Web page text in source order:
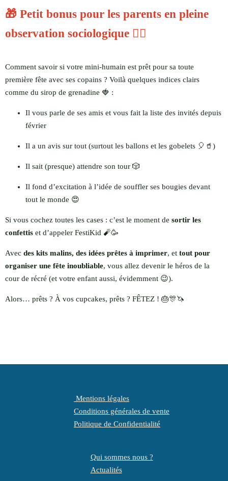
🎁 Petit bonus pour les parents en pleine
observation sociologique 🕵️‍♀️
Comment savoir si votre mini-humain est prêt pour sa toute
première fête avec ses copains ? Voilà quelques indices clairs
comme du sirop de grenadine 🍓 :
Il vous parle de ses amis et vous fait la liste des invités depuis
février
Il a un avis sur tout (surtout les ballons et les gobelets 🎈🥤)
Il sait (presque) attendre son tour 🎲
Il fond d’excitation à l’idée de souffler ses bougies devant
tout le monde 😍
Si vous cochez toutes les cases : c’est le moment de sortir les
confettis et d’appeler FestiKid 🧨🥳
Avec des kits malins, des idées prêtes à imprimer, et tout pour
organiser une fête inoubliable, vous allez devenir le héros de la
cour de récré (et votre enfant aussi, évidemment 😉).
Alors… prêts ? À vos cupcakes, prêts ? FÊTEZ ! 🎂🎊🦄
Qui sommes nous ?
Actualités
Mentions légales
Conditions générales de vente
Politique de Confidentialité